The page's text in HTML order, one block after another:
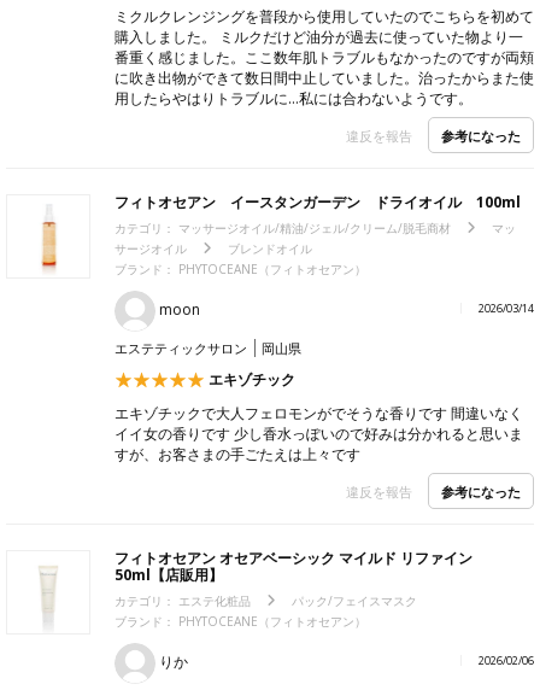
ミクルクレンジングを普段から使用していたのでこちらを初めて
購入しました。 ミルクだけど油分が過去に使っていた物より一
番重く感じました。ここ数年肌トラブルもなかったのですが両頬
に吹き出物ができて数日間中止していました。治ったからまた使
用したらやはりトラブルに…私には合わないようです。
違反を報告 参考になった
フィトオセアン イースタンガーデン ドライオイル 100ml
カテゴリ： マッサージオイル/精油/ジェル/クリーム/脱毛商材
マッ
サージオイル
ブレンドオイル
ブランド： PHYTOCEANE（フィトオセアン）
moon 2026/03/14
エステティックサロン 岡山県
エキゾチック
エキゾチックで大人フェロモンがでそうな香りです 間違いなく
イイ女の香りです 少し香水っぽいので好みは分かれると思いま
すが、お客さまの手ごたえは上々です
違反を報告 参考になった
フィトオセアン オセアベーシック マイルド リファイン
50ml【店販用】
カテゴリ： エステ化粧品
パック/フェイスマスク
ブランド： PHYTOCEANE（フィトオセアン）
りか 2026/02/06